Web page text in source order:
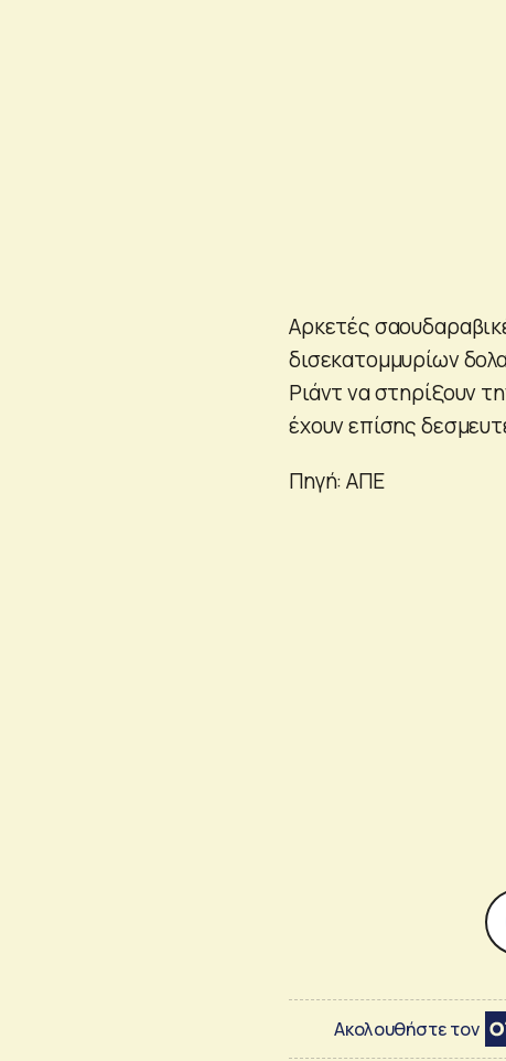
Αρκετές
δισεκατομμυρίων
Ριάντ να στηρίξουν
έχουν επίσης
Πηγή: ΑΠΕ
Ακολουθήστε τον